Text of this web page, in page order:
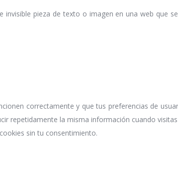
invisible pieza de texto o imagen en una web que
correctamente y que tus preferencias de
repetidamente la misma información cuando
sin tu consentimiento.